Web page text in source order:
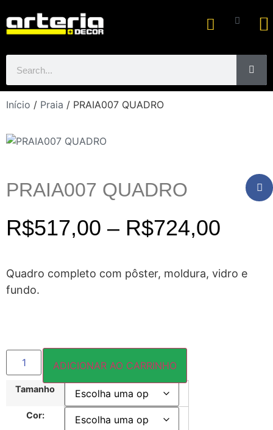
Início / Praia / PRAIA007 QUADRO
PRAIA007 QUADRO
R$517,00 – R$724,00
Quadro completo com pôster, moldura, vidro e
fundo.
Tamanho
Cor:
ADICIONAR AO CARRINHO